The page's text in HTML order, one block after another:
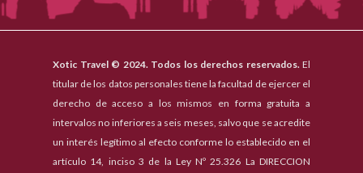
Xotic Travel © 2024. Todos los derechos reservados. El
titular de los datos personales tiene la facultad de ejercer el
derecho de acceso a los mismos en forma gratuita a
intervalos no inferiores a seis meses, salvo que se acredite
un interés legítimo al efecto conforme lo establecido en el
artículo 14, inciso 3 de la Ley Nº 25.326 La DIRECCION